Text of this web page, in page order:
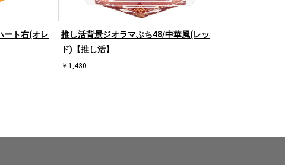
ート右(オレ
推し活背景ジオラマぷち48/中華風(レッ
ド)【推し活】
￥1,430